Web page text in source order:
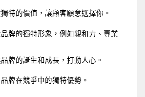
特的價值，讓顧客願意選擇你。
牌的獨特形象，例如親和力、專業
牌的誕生和成長，打動人心。
牌在競爭中的獨特優勢。